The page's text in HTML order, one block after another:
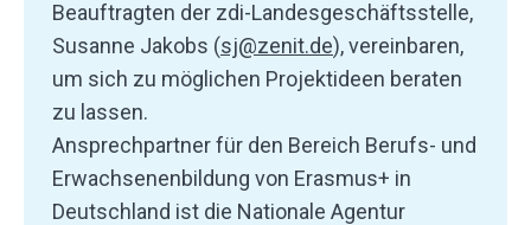
Beauftragten der zdi-Landesgeschäftsstelle,
Susanne Jakobs (sj@zenit.de), vereinbaren,
um sich zu möglichen Projektideen beraten
zu lassen.
Ansprechpartner für den Bereich Berufs- und
Erwachsenenbildung von Erasmus+ in
Deutschland ist die Nationale Agentur